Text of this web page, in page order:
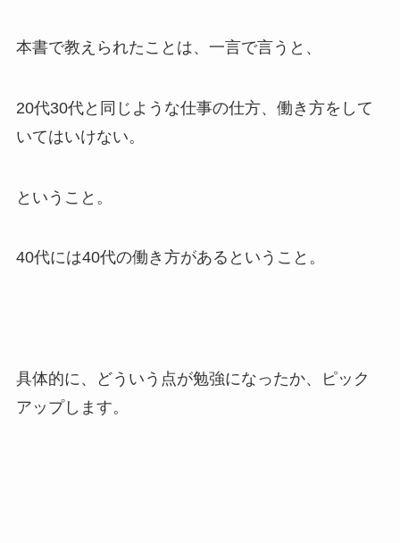
本書で教えられたことは、一言で言うと、
20代30代と同じような仕事の仕方、働き方をして
いてはいけない。
ということ。
40代には40代の働き方があるということ。
具体的に、どういう点が勉強になったか、ピック
アップします。